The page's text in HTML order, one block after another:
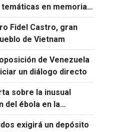
en memoria
y Fidel Castro
Fidel Castro, gran
de Vietnam
de Venezuela
un diálogo directo
sobre la inusual
del ébola en la
del Congo
exigirá un depósito